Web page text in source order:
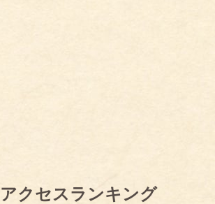
アクセスランキング